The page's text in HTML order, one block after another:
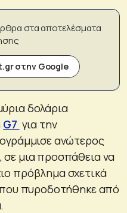
στα αποτελέσματα
στην Google
δολάρια
G7 για την
ανώτερος
σε μια προσπάθεια να
πρόβλημα σχετικά
πυροδοτήθηκε από